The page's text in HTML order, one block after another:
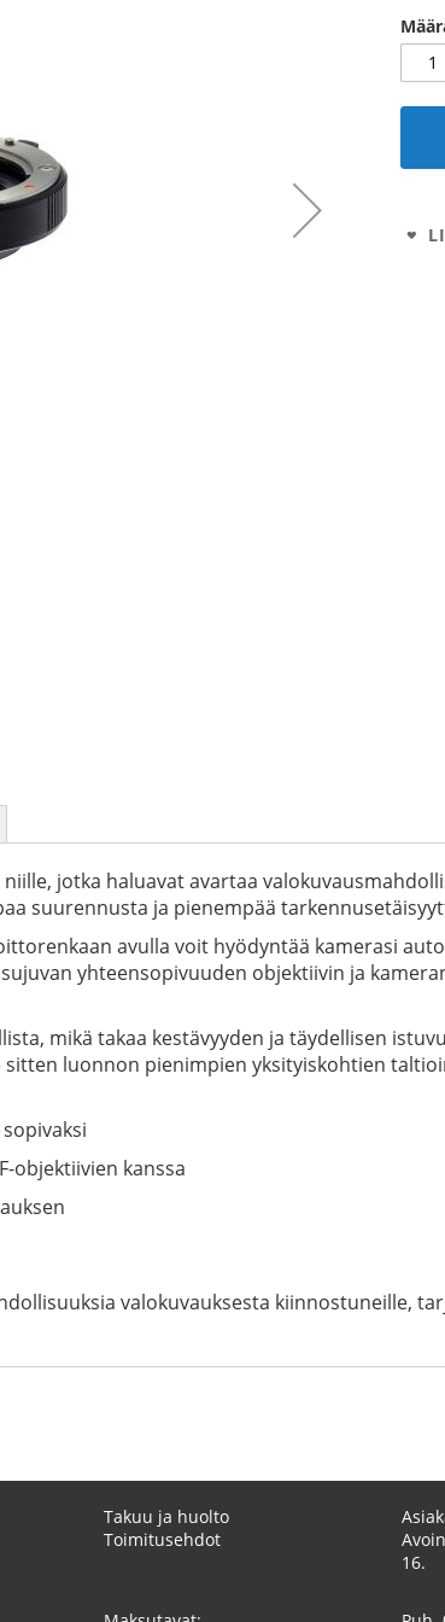
jotka haluavat avartaa
suurennusta ja pienempää
avulla voit hyödyntää kamerasi
yhteensopivuuden objektiivin ja
mikä takaa kestävyyden ja täydellisen
luonnon pienimpien yksityiskohtien
objektiivien kanssa
valokuvauksesta kiinnostuneille,
Takuu ja huolto
Toimitusehdot
16.